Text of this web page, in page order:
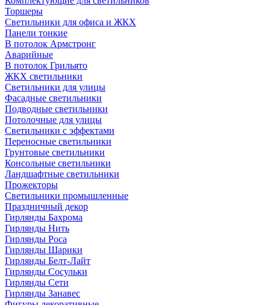
Торшеры
Светильники для офиса и ЖКХ
Панели тонкие
В потолок Армстронг
Аварийные
В потолок Грильято
ЖКХ светильники
Светильники для улицы
Фасадные светильники
Подводные светильники
Потолочные для улицы
Светильники с эффектами
Переносные светильники
Грунтовые светильники
Консольные светильники
Ландшафтные светильники
Прожекторы
Светильники промышленные
Праздничный декор
Гирлянды Бахрома
Гирлянды Нить
Гирлянды Роса
Гирлянды Шарики
Гирлянды Белт-Лайт
Гирлянды Сосульки
Гирлянды Сети
Гирлянды Занавес